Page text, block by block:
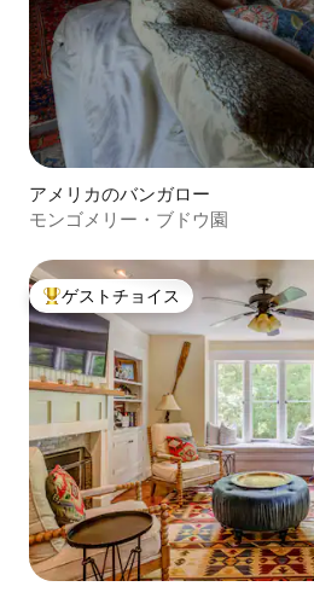
アメリカのバンガロー
モンゴメリー・ブドウ園
大好評のゲストチョイスです。
ゲストチョイス